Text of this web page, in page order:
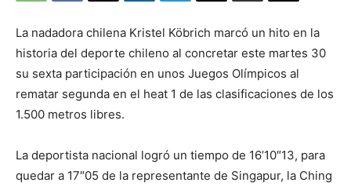
La nadadora chilena Kristel Köbrich marcó un hito en la
historia del deporte chileno al concretar este martes 30
su sexta participación en unos Juegos Olímpicos al
rematar segunda en el heat 1 de las clasificaciones de los
1.500 metros libres.
La deportista nacional logró un tiempo de 16’10″13, para
quedar a 17″05 de la representante de Singapur, la Ching